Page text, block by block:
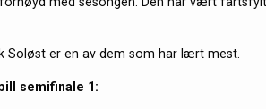
Soløst er en av dem som har lært mest.
semifinale 1: